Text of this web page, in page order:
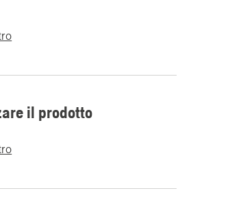
il prodotto